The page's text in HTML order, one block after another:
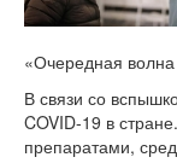
«Очередная
В связи со
COVID-19 в
препаратами,